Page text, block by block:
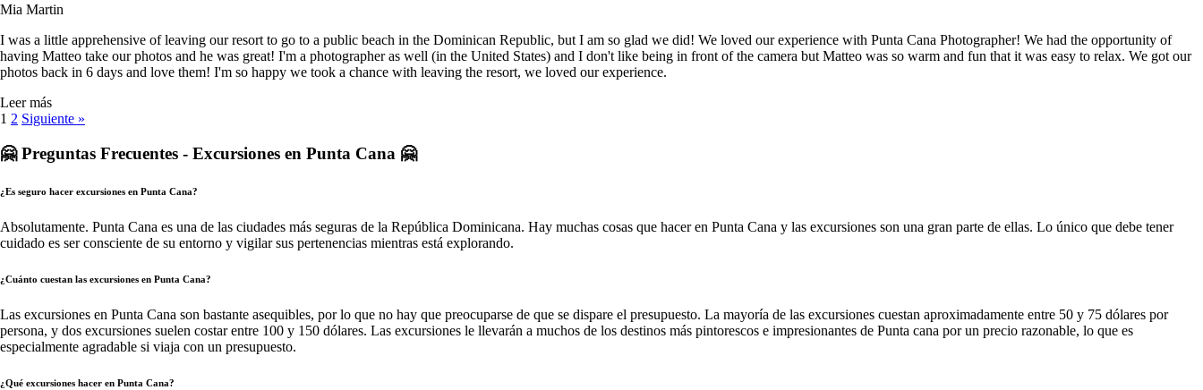
Mia Martin
I was a little apprehensive of leaving our resort to go to a public beach in the Dominican Republic, but I am so glad we did! We loved our experience with Punta Cana Photographer! We had the opportunity of
having Matteo take our photos and he was great! I'm a photographer as well (in the United States) and I don't like being in front of the camera but Matteo was so warm and fun that it was easy to relax. We got our
photos back in 6 days and love them! I'm so happy we took a chance with leaving the resort, we loved our experience.
Leer más
1 2 Siguiente »
🤗 Preguntas Frecuentes - Excursiones en Punta Cana 🤗
¿Es seguro hacer excursiones en Punta Cana?
Absolutamente. Punta Cana es una de las ciudades más seguras de la República Dominicana. Hay muchas cosas que hacer en Punta Cana y las excursiones son una gran parte de ellas. Lo único que debe tener
cuidado es ser consciente de su entorno y vigilar sus pertenencias mientras está explorando.
¿Cuánto cuestan las excursiones en Punta Cana?
Las excursiones en Punta Cana son bastante asequibles, por lo que no hay que preocuparse de que se dispare el presupuesto. La mayoría de las excursiones cuestan aproximadamente entre 50 y 75 dólares por
persona, y dos excursiones suelen costar entre 100 y 150 dólares. Las excursiones le llevarán a muchos de los destinos más pintorescos e impresionantes de Punta cana por un precio razonable, lo que es
especialmente agradable si viaja con un presupuesto.
¿Qué excursiones hacer en Punta Cana?